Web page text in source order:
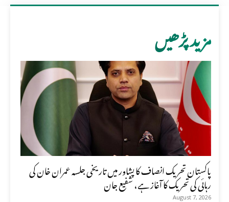
مزید پڑھیں
پاکستان تحریک انصاف کا پشاور میں تاریخی جلسہ عمران خان کی
رہائی کی تحریک کا آغاز ہے، شفیع جان
August 7, 2026